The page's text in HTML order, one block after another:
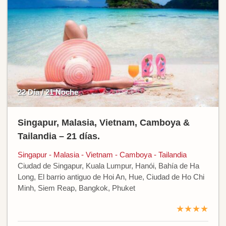
22 Día / 21 Noche
Singapur, Malasia, Vietnam, Camboya &
Tailandia – 21 días.
Singapur - Malasia - Vietnam - Camboya - Tailandia
Ciudad de Singapur, Kuala Lumpur, Hanói, Bahía de Ha
Long, El barrio antiguo de Hoi An, Hue, Ciudad de Ho Chi
Minh, Siem Reap, Bangkok, Phuket
★★★★